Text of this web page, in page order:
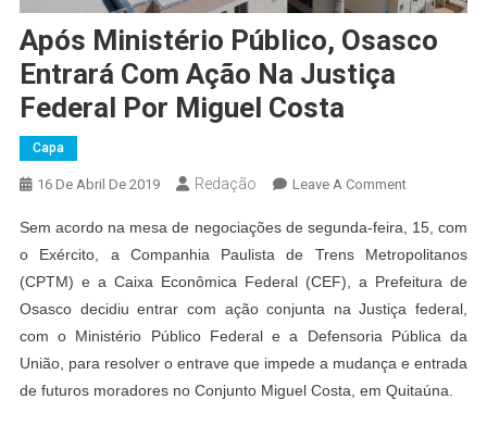
Após Ministério Público, Osasco
Entrará Com Ação Na Justiça
Federal Por Miguel Costa
Capa
16 De Abril De 2019 Redação Leave A CommentOn
Ministério
Público,
Osasco
Entrará
Com
Ação
Na
Sem acordo na mesa de negociações de segunda-feira, 15, com
o Exército, a Companhia Paulista de Trens Metropolitanos
(CPTM) e a Caixa Econômica Federal (CEF), a Prefeitura de
Osasco decidiu entrar com ação conjunta na Justiça federal,
com o Ministério Público Federal e a Defensoria Pública da
União, para resolver o entrave que impede a mudança e entrada
de futuros moradores no Conjunto Miguel Costa, em Quitaúna.